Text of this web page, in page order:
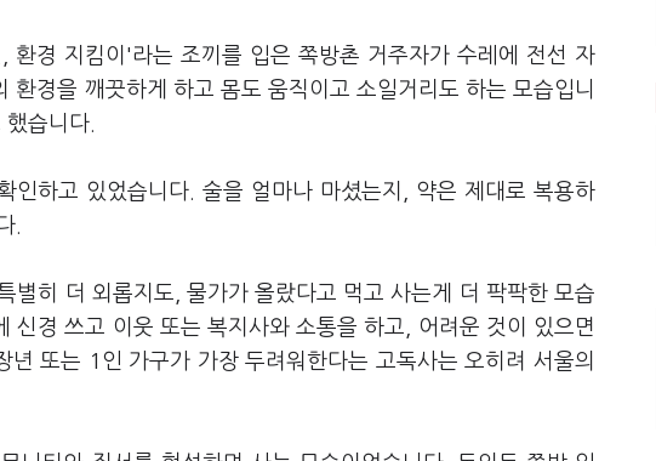
경 지킴이'라는 조끼를 입은 쪽방촌 거주자가 수레에 전선 자
경을 깨끗하게 하고 몸도 움직이고 소일거리도 하는 모습입니
습니다.
인하고 있었습니다. 술을 얼마나 마셨는지, 약은 제대로 복용하
.
별히 더 외롭지도, 물가가 올랐다고 먹고 사는게 더 팍팍한 모습
신경 쓰고 이웃 또는 복지사와 소통을 하고, 어려운 것이 있으면
또는 1인 가구가 가장 두려워한다는 고독사는 오히려 서울의